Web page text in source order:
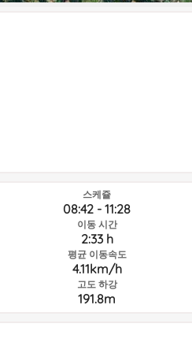
스케쥴
08:42 - 11:28
이동 시간
2:33 h
평균 이동속도
4.11km/h
고도 하강
191.8m